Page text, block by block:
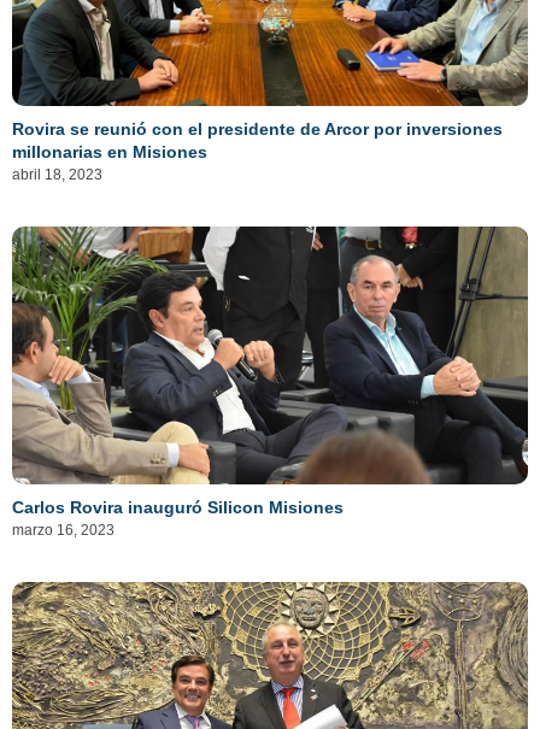
Rovira se reunió con el presidente de Arcor por inversiones
millonarias en Misiones
abril 18, 2023
Carlos Rovira inauguró Silicon Misiones
marzo 16, 2023